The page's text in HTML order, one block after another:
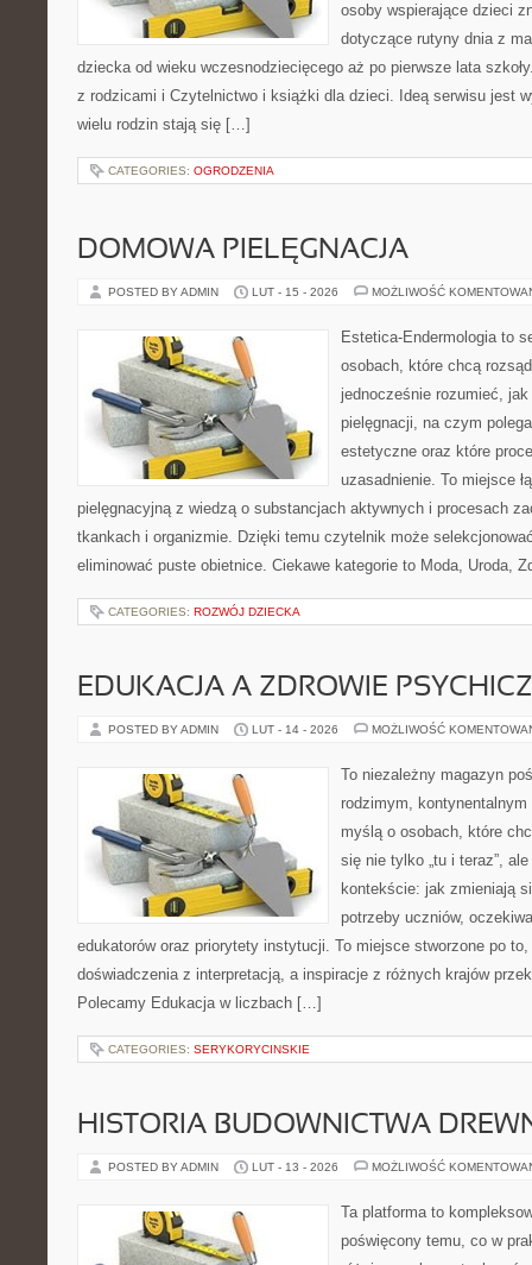
osoby wspierające dzieci
dotyczące rutyny dnia z
dziecka od wieku wczesnodziecięcego aż po pierwsze lata
z rodzicami i Czytelnictwo i książki dla dzieci. Ideą serwisu jest
wielu rodzin stają się […]
CATEGORIES: OGRODZENIA
DOMOWA PIELĘGNACJA
POSTED BY ADMIN LUT - 15 - 2026 MOŻLIWOŚĆ
Estetica-Endermologia to
osobach, które chcą
jednocześnie rozumieć, jak
pielęgnacji, na czym
estetyczne oraz które
uzasadnienie. To miejsce
pielęgnacyjną z wiedzą o substancjach aktywnych i procesach
tkankach i organizmie. Dzięki temu czytelnik może
eliminować puste obietnice. Ciekawe kategorie to Moda, Uroda,
CATEGORIES: ROZWÓJ DZIECKA
EDUKACJA A ZDROWIE
POSTED BY ADMIN LUT - 14 - 2026 MOŻLIWOŚĆ
To niezależny magazyn
rodzimym,
myślą o osobach, które
się nie tylko „tu i teraz”,
kontekście: jak zmieniają
potrzeby uczniów,
edukatorów oraz priorytety instytucji. To miejsce stworzone po to,
doświadczenia z interpretacją, a inspiracje z różnych krajów
Polecamy Edukacja w liczbach […]
CATEGORIES: SERYKORYCINSKIE
HISTORIA BUDOWNICTWA
POSTED BY ADMIN LUT - 13 - 2026 MOŻLIWOŚĆ
Ta platforma to
poświęcony temu, co w